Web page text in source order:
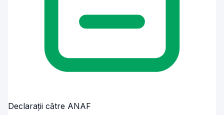
Declarații către ANAF